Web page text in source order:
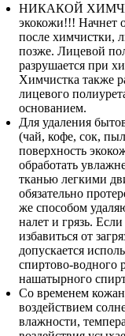
НИКАКОЙ
экокожи!!! Начнет
после химчистки,
позже. Лицевой
разрушается при
Химчистка также
лицевого
основанием.
Для удаления
(чай, кофе, сок,
поверхность
обработать
тканью легкими
обязательно
же способом
налет и грязь.
избавиться от
допускается
спиртово-водного
нашатырного
Со временем
воздействием
влажности,